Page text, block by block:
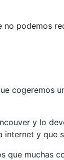
podemos
cogeremos
y lo
y que
muchas